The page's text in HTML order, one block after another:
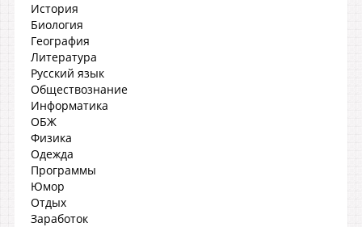
История
Биология
География
Литература
Русский язык
Обществознание
Информатика
ОБЖ
Физика
Одежда
Программы
Юмор
Отдых
Заработок